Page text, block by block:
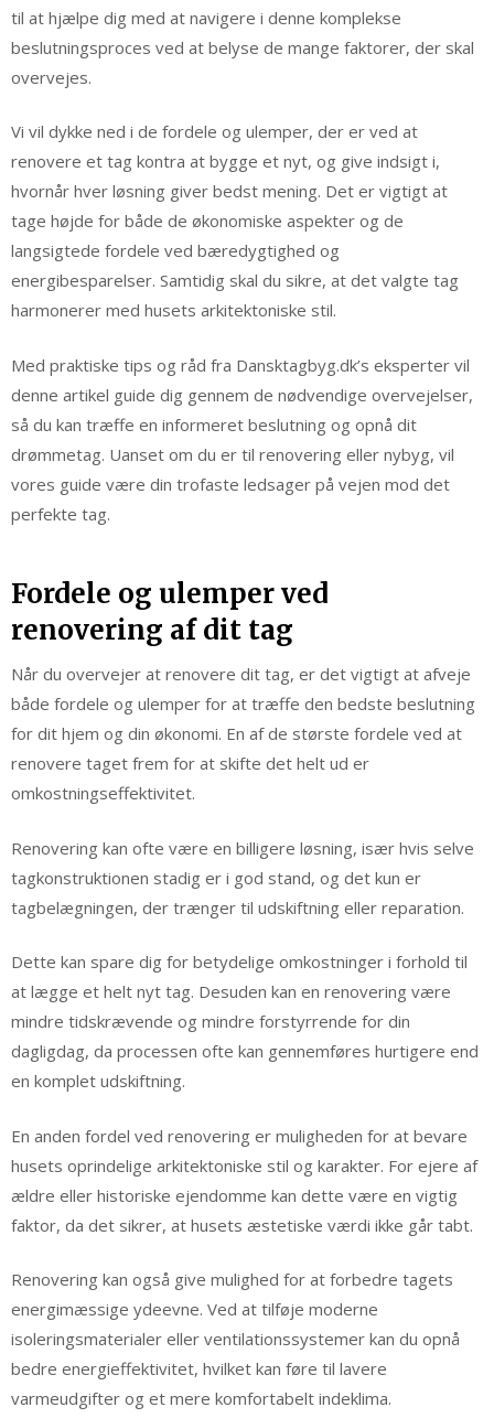
til at hjælpe dig med at navigere i denne komplekse
beslutningsproces ved at belyse de mange faktorer, der skal
overvejes.
Vi vil dykke ned i de fordele og ulemper, der er ved at
renovere et tag kontra at bygge et nyt, og give indsigt i,
hvornår hver løsning giver bedst mening. Det er vigtigt at
tage højde for både de økonomiske aspekter og de
langsigtede fordele ved bæredygtighed og
energibesparelser. Samtidig skal du sikre, at det valgte tag
harmonerer med husets arkitektoniske stil.
Med praktiske tips og råd fra Dansktagbyg.dk’s eksperter vil
denne artikel guide dig gennem de nødvendige overvejelser,
så du kan træffe en informeret beslutning og opnå dit
drømmetag. Uanset om du er til renovering eller nybyg, vil
vores guide være din trofaste ledsager på vejen mod det
perfekte tag.
Fordele og ulemper ved
renovering af dit tag
Når du overvejer at renovere dit tag, er det vigtigt at afveje
både fordele og ulemper for at træffe den bedste beslutning
for dit hjem og din økonomi. En af de største fordele ved at
renovere taget frem for at skifte det helt ud er
omkostningseffektivitet.
Renovering kan ofte være en billigere løsning, især hvis selve
tagkonstruktionen stadig er i god stand, og det kun er
tagbelægningen, der trænger til udskiftning eller reparation.
Dette kan spare dig for betydelige omkostninger i forhold til
at lægge et helt nyt tag. Desuden kan en renovering være
mindre tidskrævende og mindre forstyrrende for din
dagligdag, da processen ofte kan gennemføres hurtigere end
en komplet udskiftning.
En anden fordel ved renovering er muligheden for at bevare
husets oprindelige arkitektoniske stil og karakter. For ejere af
ældre eller historiske ejendomme kan dette være en vigtig
faktor, da det sikrer, at husets æstetiske værdi ikke går tabt.
Renovering kan også give mulighed for at forbedre tagets
energimæssige ydeevne. Ved at tilføje moderne
isoleringsmaterialer eller ventilationssystemer kan du opnå
bedre energieffektivitet, hvilket kan føre til lavere
varmeudgifter og et mere komfortabelt indeklima.